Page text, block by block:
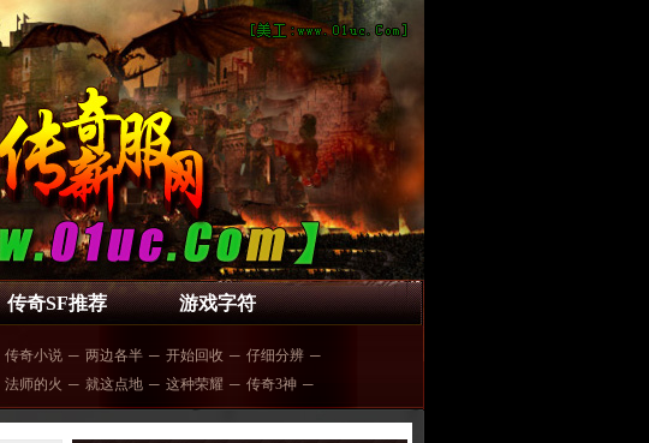
传奇SF推荐 游戏字符
传奇小说 ─ 两边各半 ─ 开始回收 ─ 仔细分辨 ─
法师的火 ─ 就这点地 ─ 这种荣耀 ─ 传奇3神 ─